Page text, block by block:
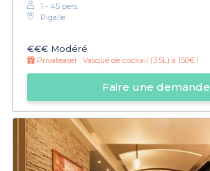
1 - 45 pers.
Pigalle
€€€ Modéré
Privateaser : Vasque de cockail (3.5L) à 150€ !
Faire une demande